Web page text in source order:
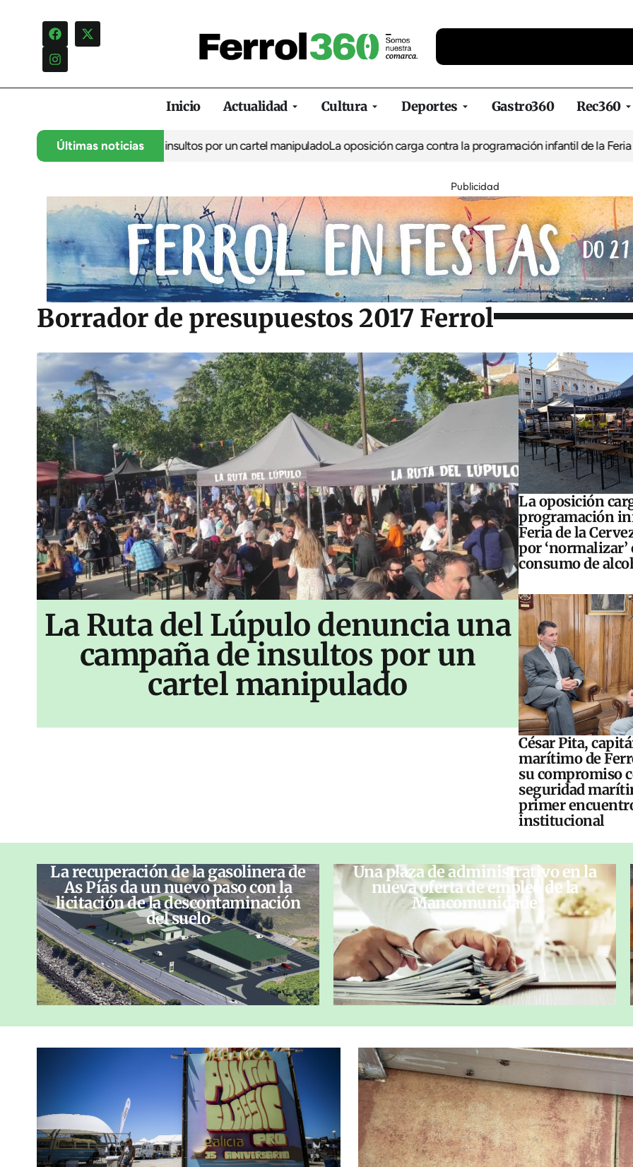
Inicio Actualidad Cultura Deportes Gastro360 Rec360
Últimas noticias
una campaña de insultos por un cartel manipuladoLa oposición carga contra la programación infantil de la Feria de la
Publicidad
Borrador de presupuestos 2017 Ferrol
La Ruta del Lúpulo denuncia una
campaña de insultos por un
cartel manipulado
La oposición
programación
Feria de la
por ‘normalizar’
consumo de
César Pita,
marítimo de
su compromiso
seguridad
primer
institucional
La recuperación de la gasolinera de
As Pías da un nuevo paso con la
licitación de la descontaminación
del suelo
Una plaza de administrativo en la
nueva oferta de empleo de la
Mancomunidade